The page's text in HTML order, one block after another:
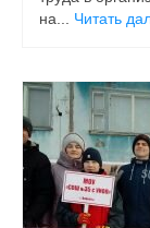
на... Читать